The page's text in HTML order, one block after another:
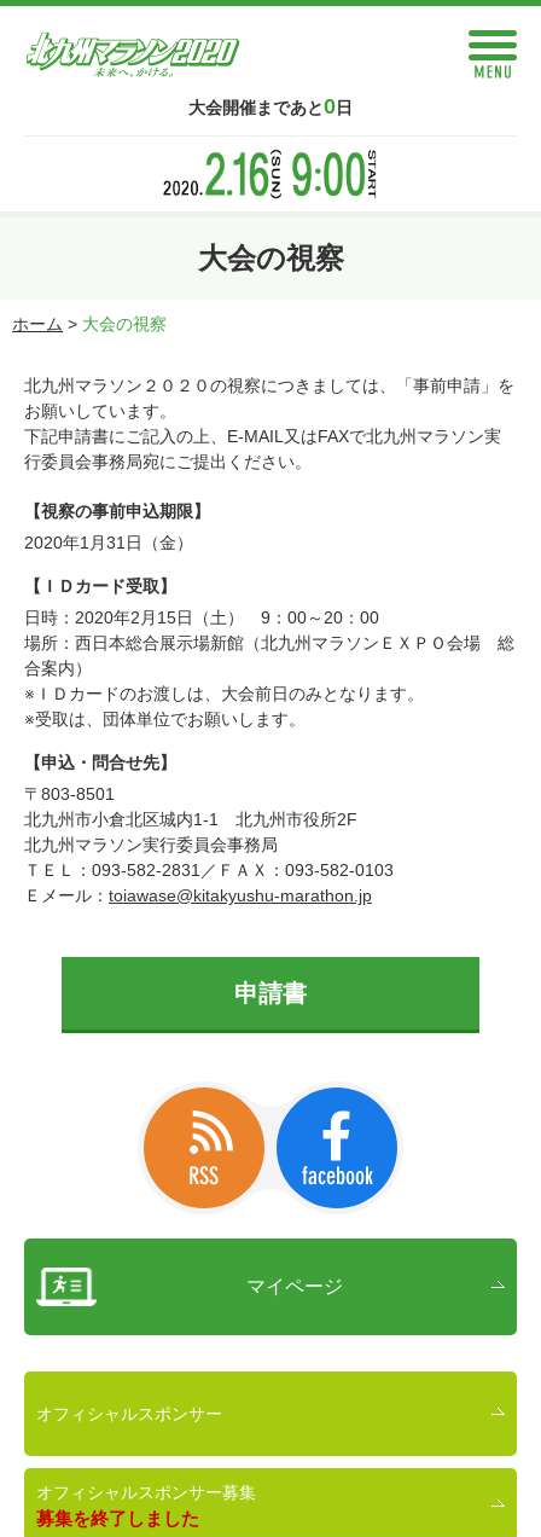
大会開催まであと0日
大会の視察
ホーム > 大会の視察
北九州マラソン２０２０の視察につきましては、「事前申請」を
お願いしています。
下記申請書にご記入の上、E-MAIL又はFAXで北九州マラソン実
行委員会事務局宛にご提出ください。
【視察の事前申込期限】
2020年1月31日（金）
【ＩＤカード受取】
日時：2020年2月15日（土） 9：00～20：00
場所：西日本総合展示場新館（北九州マラソンＥＸＰＯ会場 総
合案内）
※ＩＤカードのお渡しは、大会前日のみとなります。
※受取は、団体単位でお願いします。
【申込・問合せ先】
〒803-8501
北九州市小倉北区城内1-1 北九州市役所2F
北九州マラソン実行委員会事務局
ＴＥＬ：093-582-2831／ＦＡＸ：093-582-0103
Ｅメール： toiawase@kitakyushu-marathon.jp
申請書
マイページ
オフィシャルスポンサー
オフィシャルスポンサー募集
募集を終了しました